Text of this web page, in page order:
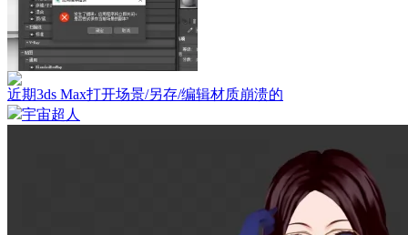
近期3ds Max打开场景/另存/编辑材质崩溃的
宇宙超人